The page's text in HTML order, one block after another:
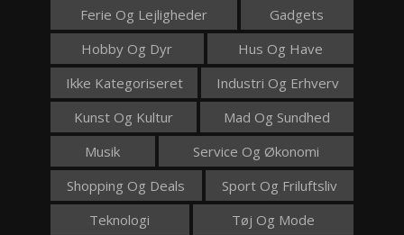
Ferie Og Lejligheder
Gadgets
Hobby Og Dyr
Hus Og Have
Ikke Kategoriseret
Industri Og Erhverv
Kunst Og Kultur
Mad Og Sundhed
Musik
Service Og Økonomi
Shopping Og Deals
Sport Og Friluftsliv
Teknologi
Tøj Og Mode